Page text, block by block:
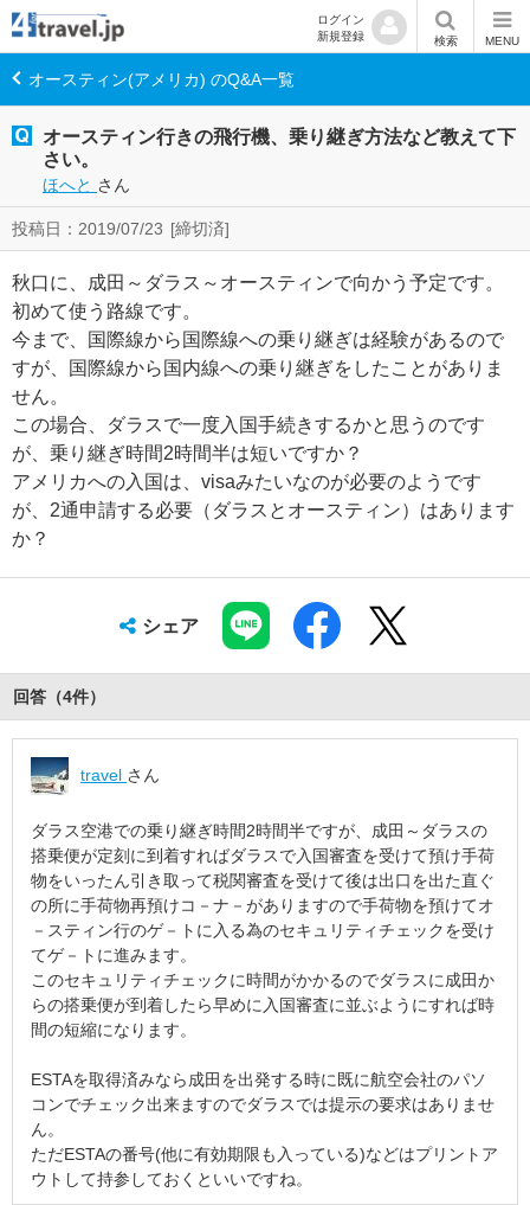
ログイン
新規登録
検索 MENU
オースティン(アメリカ) のQ&A一覧
オースティン行きの飛行機、乗り継ぎ方法など教えて下
さい。
ほへと さん
投稿日：2019/07/23 [締切済]
秋口に、成田～ダラス～オースティンで向かう予定です。
初めて使う路線です。
今まで、国際線から国際線への乗り継ぎは経験があるので
すが、国際線から国内線への乗り継ぎをしたことがありま
せん。
この場合、ダラスで一度入国手続きするかと思うのです
が、乗り継ぎ時間2時間半は短いですか？
アメリカへの入国は、visaみたいなのが必要のようです
が、2通申請する必要（ダラスとオースティン）はあります
か？
シェア
回答（4件）
travel さん
ダラス空港での乗り継ぎ時間2時間半ですが、成田～ダラスの
搭乗便が定刻に到着すればダラスで入国審査を受けて預け手荷
物をいったん引き取って税関審査を受けて後は出口を出た直ぐ
の所に手荷物再預けコ－ナ－がありますので手荷物を預けてオ
－スティン行のゲ－トに入る為のセキュリティチェックを受け
てゲ－トに進みます。
このセキュリティチェックに時間がかかるのでダラスに成田か
らの搭乗便が到着したら早めに入国審査に並ぶようにすれば時
間の短縮になります。
ESTAを取得済みなら成田を出発する時に既に航空会社のパソ
コンでチェック出来ますのでダラスでは提示の要求はありませ
ん。
ただESTAの番号(他に有効期限も入っている)などはプリントア
ウトして持参しておくといいですね。